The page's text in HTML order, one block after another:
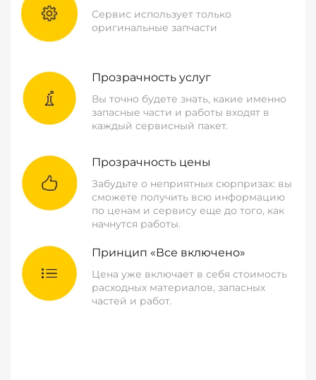
Сервис использует только
оригинальные запчасти
Прозрачность услуг
Вы точно будете знать, какие именно
запасные части и работы входят в
каждый сервисный пакет.
Прозрачность цены
Забудьте о неприятных сюрпризах: вы
сможете получить всю информацию
по ценам и сервису еще до того, как
начнутся работы.
Принцип «Все включено»
Цена уже включает в себя стоимость
расходных материалов, запасных
частей и работ.